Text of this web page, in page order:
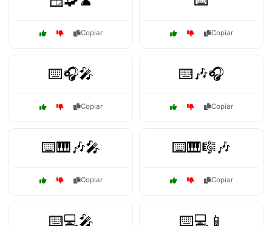
Copiar Copiar
⌨️🎧🎤
Copiar
⌨️🎶🎧
Copiar
⌨️🎹🎶🎤
Copiar
⌨️🎹🎼🎶
Copiar
⌨️💻🎤 ⌨️💻📱